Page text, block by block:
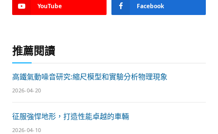
YouTube Facebook
推薦閱讀
高鐵氣動噪音研究:縮尺模型和實驗分析物理現象
2026-04-20
征服強悍地形，打造性能卓越的車輛
2026-04-10